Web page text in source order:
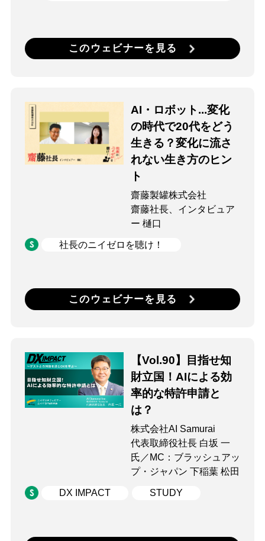
このウェビナーを見る
AI・ロボット...変化
の時代で20代をどう
生きる？変化に流さ
れない生き方のヒン
ト
齋藤製罐株式会社
齋藤社長、インタビュア
ー 樋口
社長のニイゼロを聴け！
このウェビナーを見る
【Vol.90】目指せ知
財立国！AIによる効
率的な特許申請と
は？
株式会社AI Samurai
代表取締役社⻑ ⽩坂 ⼀
氏／MC：ブラッシュアッ
プ・ジャパン 下稲葉 松田
DX IMPACT STUDY